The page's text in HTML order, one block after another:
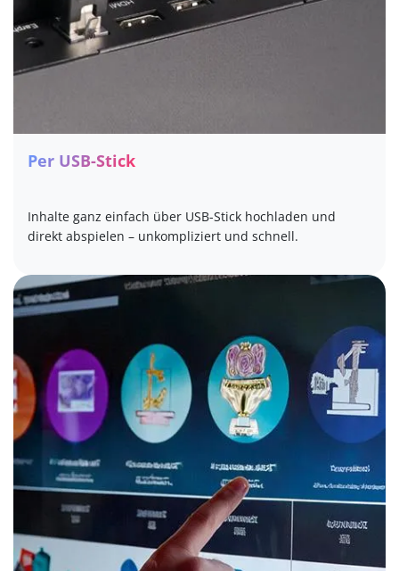
Per USB-Stick
Inhalte ganz einfach über USB-Stick hochladen und
direkt abspielen – unkompliziert und schnell.